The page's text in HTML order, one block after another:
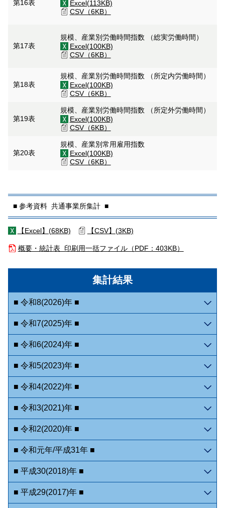
集計結果
■ 令和8(2026)年 ■
■ 令和7(2025)年 ■
■ 令和6(2024)年 ■
■ 令和5(2023)年 ■
■ 令和4(2022)年 ■
■ 令和3(2021)年 ■
■ 令和2(2020)年 ■
■ 令和元年/平成31年 ■
■ 平成30(2018)年 ■
■ 平成29(2017)年 ■
第16表
Excel(113KB)
CSV（6KB）
第17表
規模、産業別労働時間指数 （総実労働時間）
Excel(100KB)
CSV（6KB）
第18表
規模、産業別労働時間指数 （所定内労働時間）
Excel(100KB)
CSV（6KB）
第19表
規模、産業別労働時間指数 （所定外労働時間）
Excel(100KB)
CSV（6KB）
第20表
規模、産業別常用雇用指数
Excel(100KB)
CSV（6KB）
■ 参考資料 共通事業所集計 ■
【Excel】(68KB) 【CSV】(3KB)
概要・統計表 印刷用一括ファイル（PDF：403KB）